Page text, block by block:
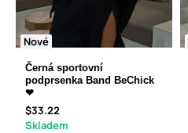
Nové
Černá sportovní
podprsenka Band BeChick
❤
$33.22
Skladem